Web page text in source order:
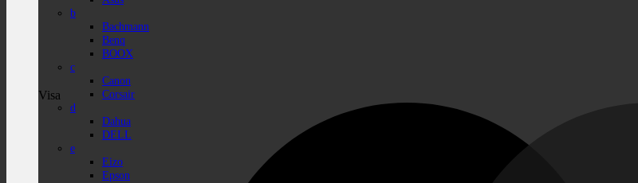
Visa
b
Bachmann
Benq
BOOX
c
Canon
Corsair
d
Dahua
DELL
e
Eizo
Epson